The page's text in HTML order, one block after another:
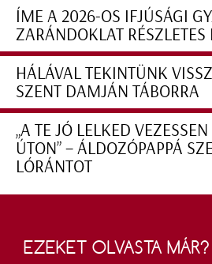
ÍME A 2026-OS IFJÚSÁGI
ZARÁNDOKLAT
HÁLÁVAL TEKINTÜNK
SZENT DAMJÁN TÁBORRA
„A TE JÓ LELKED
ÚTON” – ÁLDOZÓPAPPÁ
LÓRÁNTOT
EZEKET OLVASTA MÁR?